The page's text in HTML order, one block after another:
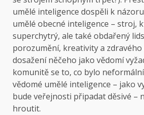
umělé inteligence dospěli k
umělé obecné inteligence – stroj,
superchytrý, ale také obdařený
porozumění, kreativity a
dosažení něčeho jako vědomí
komunitě se to, co bylo
vědomé umělé inteligence – jako
bude veřejnosti připadat děsivé –
hroutit.